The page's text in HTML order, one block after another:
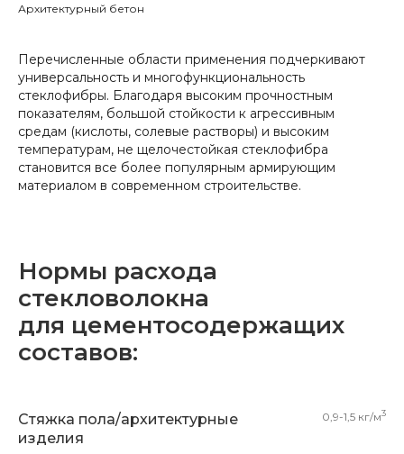
Архитектурный бетон
Перечисленные области применения подчеркивают
универсальность и многофункциональность
стеклофибры. Благодаря высоким прочностным
показателям, большой стойкости к агрессивным
средам (кислоты, солевые растворы) и высоким
температурам, не щелочестойкая стеклофибра
становится все более популярным армирующим
материалом в современном строительстве.
Нормы расхода
стекловолокна
для цементосодержащих
составов:
Стяжка пола/архитектурные
изделия
0,9-1,5 кг/м3